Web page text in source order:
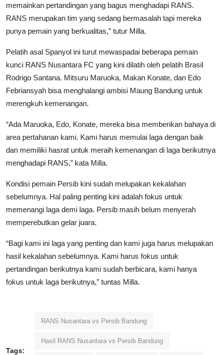
memainkan pertandingan yang bagus menghadapi RANS.
RANS merupakan tim yang sedang bermasalah tapi mereka
punya pemain yang berkualitas,” tutur Milla.
Pelatih asal Spanyol ini turut mewaspadai beberapa pemain
kunci RANS Nusantara FC yang kini dilatih oleh pelatih Brasil
Rodrigo Santana. Mitsuru Maruoka, Makan Konate, dan Edo
Febriansyah bisa menghalangi ambisi Maung Bandung untuk
merengkuh kemenangan.
“Ada Maruoka, Edo, Konate, mereka bisa memberikan bahaya di
area pertahanan kami. Kami harus memulai laga dengan baik
dan memiliki hasrat untuk meraih kemenangan di laga berikutnya
menghadapi RANS,” kata Milla.
Kondisi pemain Persib kini sudah melupakan kekalahan
sebelumnya. Hal paling penting kini adalah fokus untuk
memenangi laga demi laga. Persib masih belum menyerah
memperebutkan gelar juara.
“Bagi kami ini laga yang penting dan kami juga harus melupakan
hasil kekalahan sebelumnya. Kami harus fokus untuk
pertandingan berikutnya kami sudah berbicara, kami hanya
fokus untuk laga berikutnya,” tuntas Milla.
Tags:
RANS Nusantara vs Persib Bandung
Hasil RANS Nusantara vs Persib Bandung